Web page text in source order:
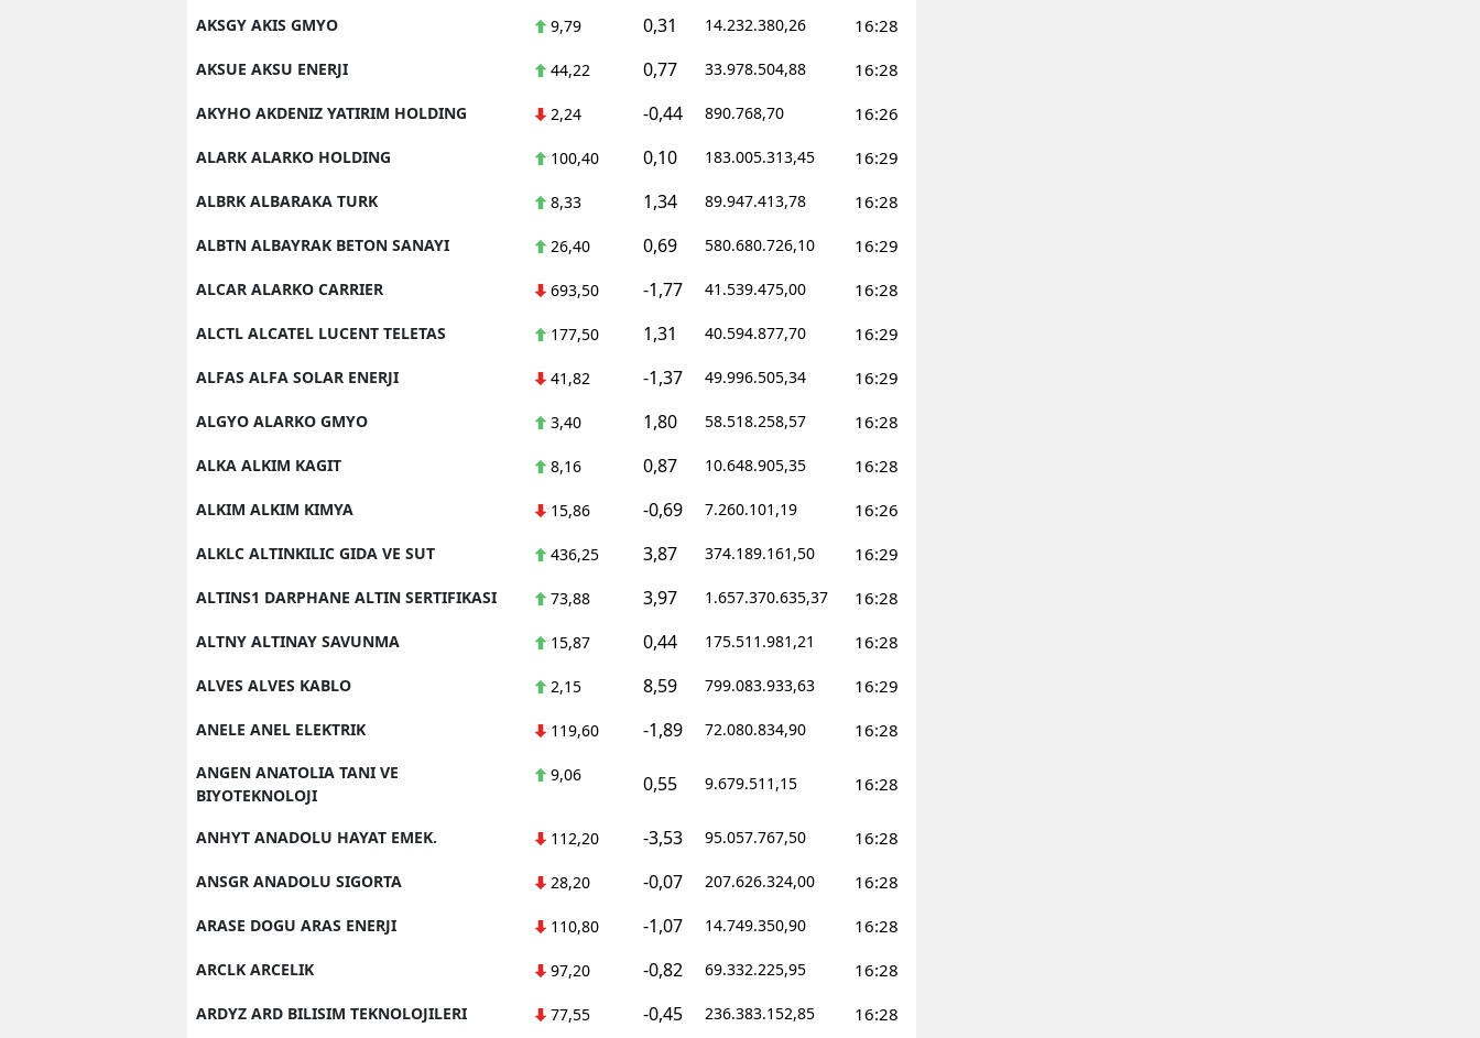
Nevşehir
Niğde
Ordu
Rize
Sakarya
Samsun
Aksaray
Bayburt
Karaman
Kırıkkale
Batman
AKSGY AKIS GMYO 9,79 0,31 14.232.380,26 16:28
AKSUE AKSU ENERJI 44,22 0,77 33.978.504,88 16:28
AKYHO AKDENIZ YATIRIM HOLDING 2,24 -0,44 890.768,70 16:26
ALARK ALARKO HOLDING 100,40 0,10 183.005.313,45 16:29
ALBRK ALBARAKA TURK 8,33 1,34 89.947.413,78 16:28
ALBTN ALBAYRAK BETON SANAYI 26,40 0,69 580.680.726,10 16:29
ALCAR ALARKO CARRIER 693,50 -1,77 41.539.475,00 16:28
ALCTL ALCATEL LUCENT TELETAS 177,50 1,31 40.594.877,70 16:29
ALFAS ALFA SOLAR ENERJI 41,82 -1,37 49.996.505,34 16:29
ALGYO ALARKO GMYO 3,40 1,80 58.518.258,57 16:28
ALKA ALKIM KAGIT 8,16 0,87 10.648.905,35 16:28
ALKIM ALKIM KIMYA 15,86 -0,69 7.260.101,19 16:26
ALKLC ALTINKILIC GIDA VE SUT 436,25 3,87 374.189.161,50 16:29
ALTINS1 DARPHANE ALTIN SERTIFIKASI 73,88 3,97 1.657.370.635,37 16:28
ALTNY ALTINAY SAVUNMA 15,87 0,44 175.511.981,21 16:28
ALVES ALVES KABLO 2,15 8,59 799.083.933,63 16:29
ANELE ANEL ELEKTRIK 119,60 -1,89 72.080.834,90 16:28
ANGEN ANATOLIA TANI VE
BIYOTEKNOLOJI
9,06 0,55 9.679.511,15 16:28
ANHYT ANADOLU HAYAT EMEK. 112,20 -3,53 95.057.767,50 16:28
ANSGR ANADOLU SIGORTA 28,20 -0,07 207.626.324,00 16:28
ARASE DOGU ARAS ENERJI 110,80 -1,07 14.749.350,90 16:28
ARCLK ARCELIK 97,20 -0,82 69.332.225,95 16:28
ARDYZ ARD BILISIM TEKNOLOJILERI 77,55 -0,45 236.383.152,85 16:28